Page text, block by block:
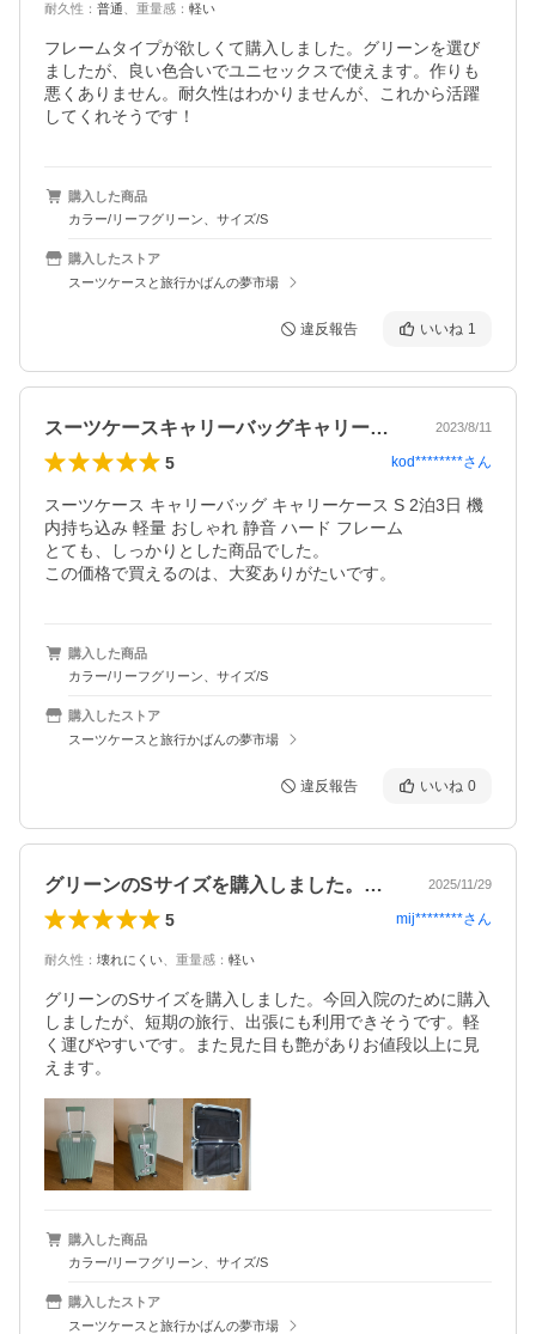
耐久性 ： 普通 重量感 ： 軽い
フレームタイプが欲しくて購入しました。グリーンを選び
ましたが、良い色合いでユニセックスで使えます。作りも
悪くありません。耐久性はわかりませんが、これから活躍
してくれそうです！
購入した商品
カラー/リーフグリーン、サイズ/S
購入したストア
スーツケースと旅行かばんの夢市場
違反報告 いいね 1
スーツケースキャリーバッグキャリーケー… 2023/8/11
5 kod********さん
スーツケース キャリーバッグ キャリーケース S 2泊3日 機
内持ち込み 軽量 おしゃれ 静音 ハード フレーム
とても、しっかりとした商品でした。
この価格で買えるのは、大変ありがたいです。
購入した商品
カラー/リーフグリーン、サイズ/S
購入したストア
スーツケースと旅行かばんの夢市場
違反報告 いいね 0
グリーンのSサイズを購入しました。今回… 2025/11/29
5 mij********さん
耐久性 ： 壊れにくい 重量感 ： 軽い
グリーンのSサイズを購入しました。今回入院のために購入
しましたが、短期の旅行、出張にも利用できそうです。軽
く運びやすいです。また見た目も艶がありお値段以上に見
えます。
購入した商品
カラー/リーフグリーン、サイズ/S
購入したストア
スーツケースと旅行かばんの夢市場